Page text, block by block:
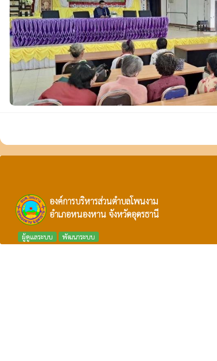
องค์การบริหารส่วนตำบลโพนงาม
อำเภอหนองหาน จังหวัดอุดรธานี
ผู้ดูแลระบบ พัฒนาระบบ